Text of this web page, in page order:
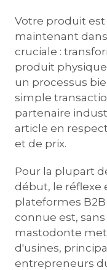
Votre produit est
maintenant
cruciale :
produit
un processus
simple
partenaire
article en
et de prix.
Pour la plupart
début, le réflexe
plateformes
connue est,
mastodonte
d'usines,
entrepreneurs